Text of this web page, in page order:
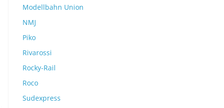
Modellbahn Union
NMJ
Piko
Rivarossi
Rocky-Rail
Roco
Sudexpress